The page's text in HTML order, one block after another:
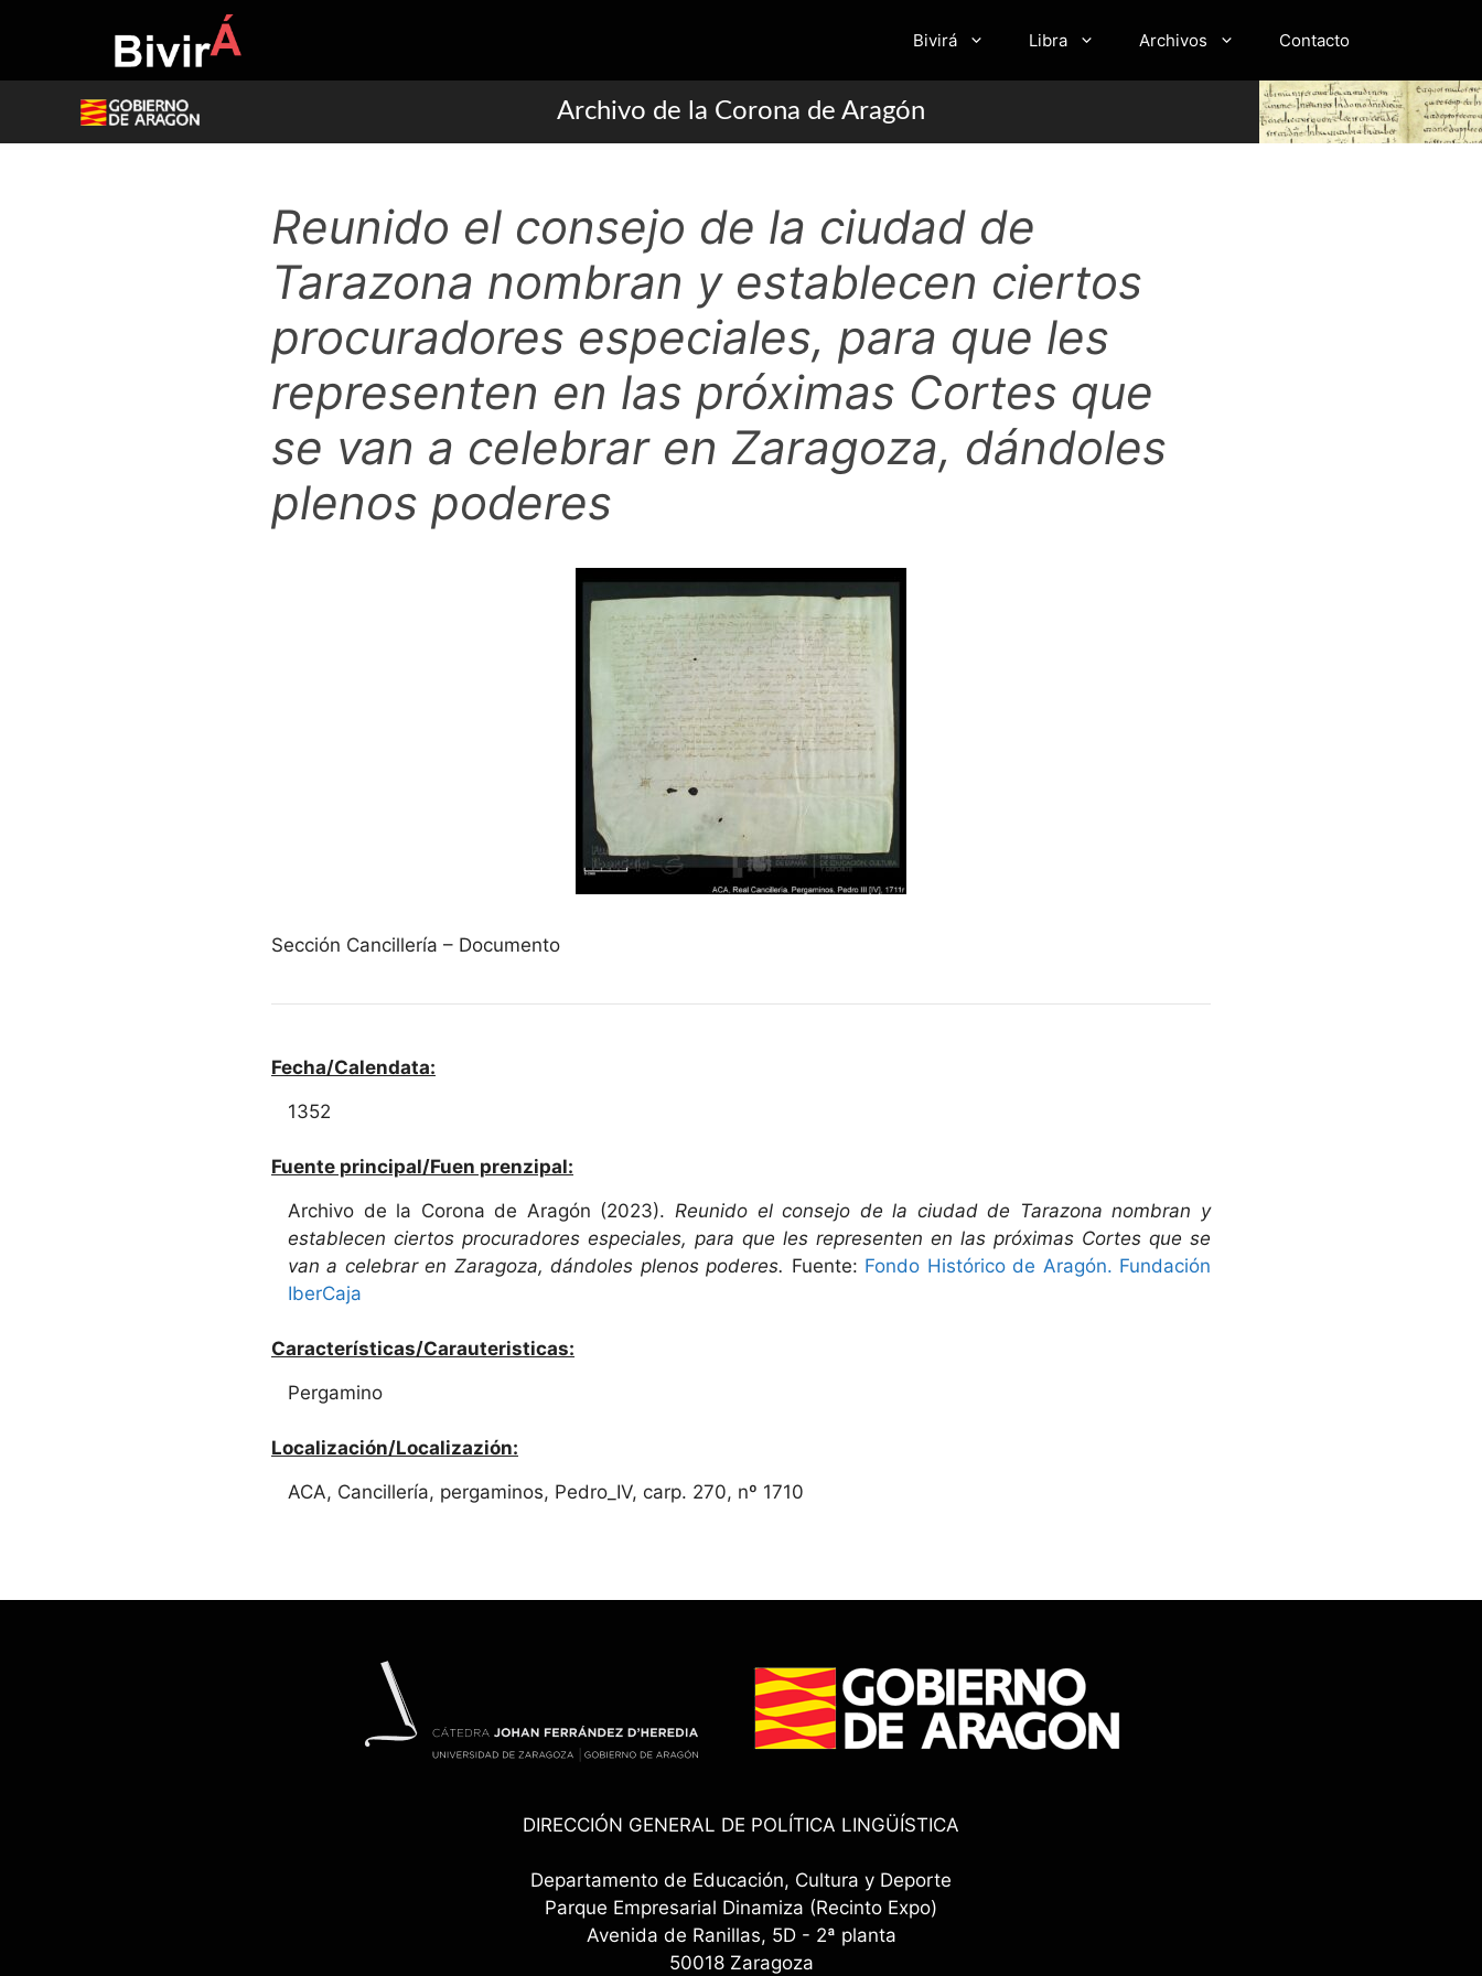
Bivirá Libra Archivos Contacto
Archivo de la Corona de Aragón
Reunido el consejo de la ciudad de
Tarazona nombran y establecen ciertos
procuradores especiales, para que les
representen en las próximas Cortes que
se van a celebrar en Zaragoza, dándoles
plenos poderes
Sección Cancillería – Documento
Fecha/Calendata:
1352
Fuente principal/Fuen prenzipal:
Archivo de la Corona de Aragón (2023). Reunido el consejo de la ciudad de Tarazona nombran y
establecen ciertos procuradores especiales, para que les representen en las próximas Cortes que se
van a celebrar en Zaragoza, dándoles plenos poderes. Fuente: Fondo Histórico de Aragón. Fundación
IberCaja
Características/Carauteristicas:
Pergamino
Localización/Localizazión:
ACA, Cancillería, pergaminos, Pedro_IV, carp. 270, nº 1710
DIRECCIÓN GENERAL DE POLÍTICA LINGÜÍSTICA
Departamento de Educación, Cultura y Deporte
Parque Empresarial Dinamiza (Recinto Expo)
Avenida de Ranillas, 5D - 2ª planta
50018 Zaragoza